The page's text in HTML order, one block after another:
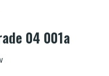
04 001a